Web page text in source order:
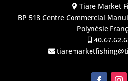
Tiare Market
BP 518 Centre Commercial
Polynésie